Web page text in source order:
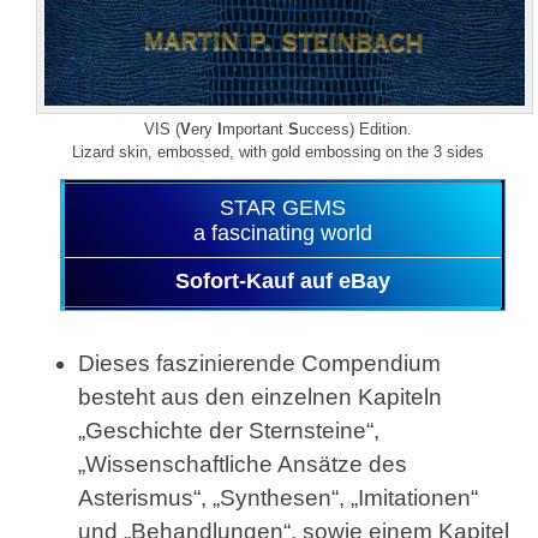
VIS (Very mportantSuccess) Edition.
Lizard skin, embossed, with gold embossing on the 3 sides
STAR GEMS
a fascinating world
Sofort-Kauf auf eBay
Dieses faszinierende Compendium
besteht aus den einzelnen Kapiteln
„Geschichte der Sternsteine“,
„Wissenschaftliche Ansätze des
Asterismus“, „Synthesen“, „Imitationen“
und „Behandlungen“, sowie einem Kapitel